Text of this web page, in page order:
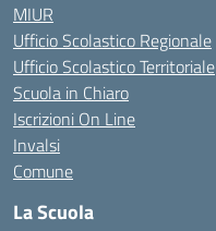
MIUR
Ufficio Scolastico Regionale
Ufficio Scolastico Territoriale
Scuola in Chiaro
Iscrizioni On Line
Invalsi
Comune
La Scuola